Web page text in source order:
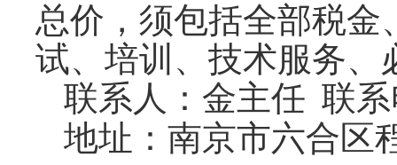
总价，须包括全部税金
试、培训、技术服务、
联系人： 金主任 联
地址：南京市六合区